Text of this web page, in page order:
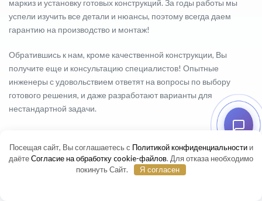
маркиз и установку готовых конструкций. За годы работы мы
успели изучить все детали и нюансы, поэтому всегда даем
гарантию на производство и монтаж!
Обратившись к нам, кроме качественной конструкции, Вы
получите еще и консультацию специалистов! Опытные
инженеры с удовольствием ответят на вопросы по выбору
готового решения, и даже разработают варианты для
нестандартной задачи.
НАШИ
Посещая сайт, Вы соглашаетесь с Политикой конфиденциальностии
даётеСогласие на обработку cookie-файлов. Для отказа необходимо
покинуть Сайт.
Я согласен